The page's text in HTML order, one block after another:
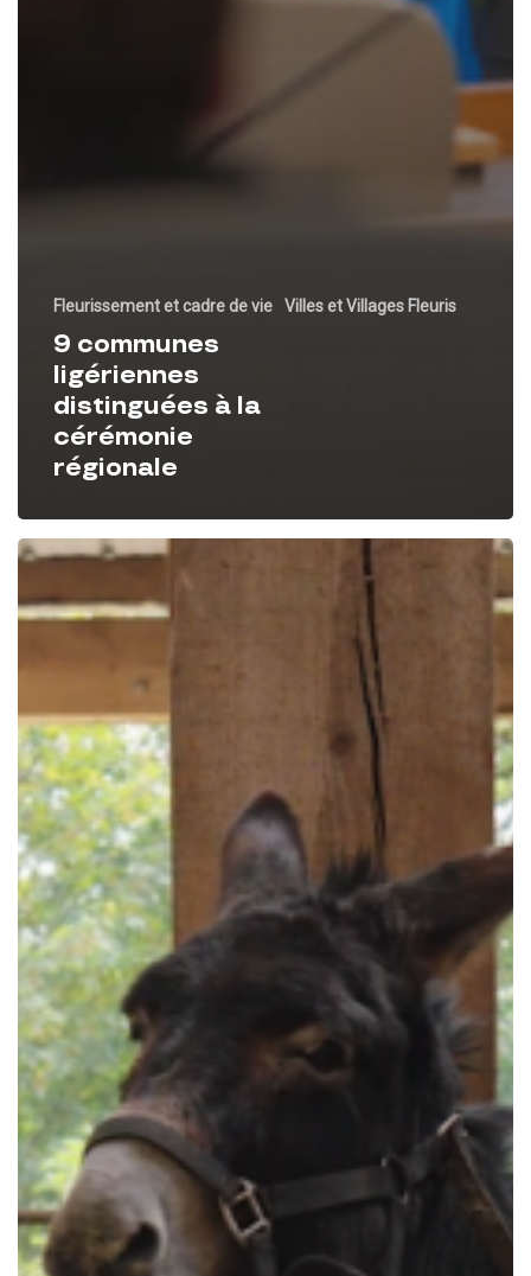
Fleurissement et cadre de vie Villes et Villages Fleuris
9 communes
ligériennes
distinguées à la
cérémonie
régionale